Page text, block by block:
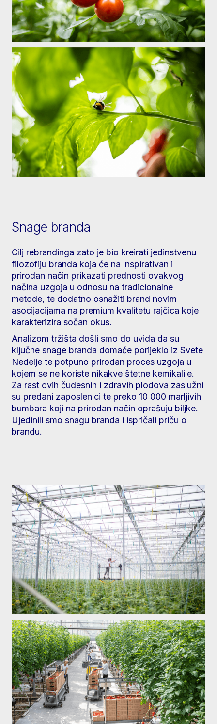
Snage branda
Cilj rebrandinga zato je bio kreirati jedinstvenu
filozofiju branda koja će na inspirativan i
prirodan način prikazati prednosti ovakvog
načina uzgoja u odnosu na tradicionalne
metode, te dodatno osnažiti brand novim
asocijacijama na premium kvalitetu rajčica koje
karakterizira sočan okus.
Analizom tržišta došli smo do uvida da su
ključne snage branda domaće porijeklo iz Svete
Nedelje te potpuno prirodan proces uzgoja u
kojem se ne koriste nikakve štetne kemikalije.
Za rast ovih čudesnih i zdravih plodova zaslužni
su predani zaposlenici te preko 10 000 marljivih
bumbara koji na prirodan način oprašuju biljke.
Ujedinili smo snagu branda i ispričali priču o
brandu.